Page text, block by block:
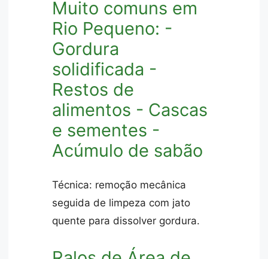
Muito comuns em
Rio Pequeno: -
Gordura
solidificada -
Restos de
alimentos - Cascas
e sementes -
Acúmulo de sabão
Técnica: remoção mecânica
seguida de limpeza com jato
quente para dissolver gordura.